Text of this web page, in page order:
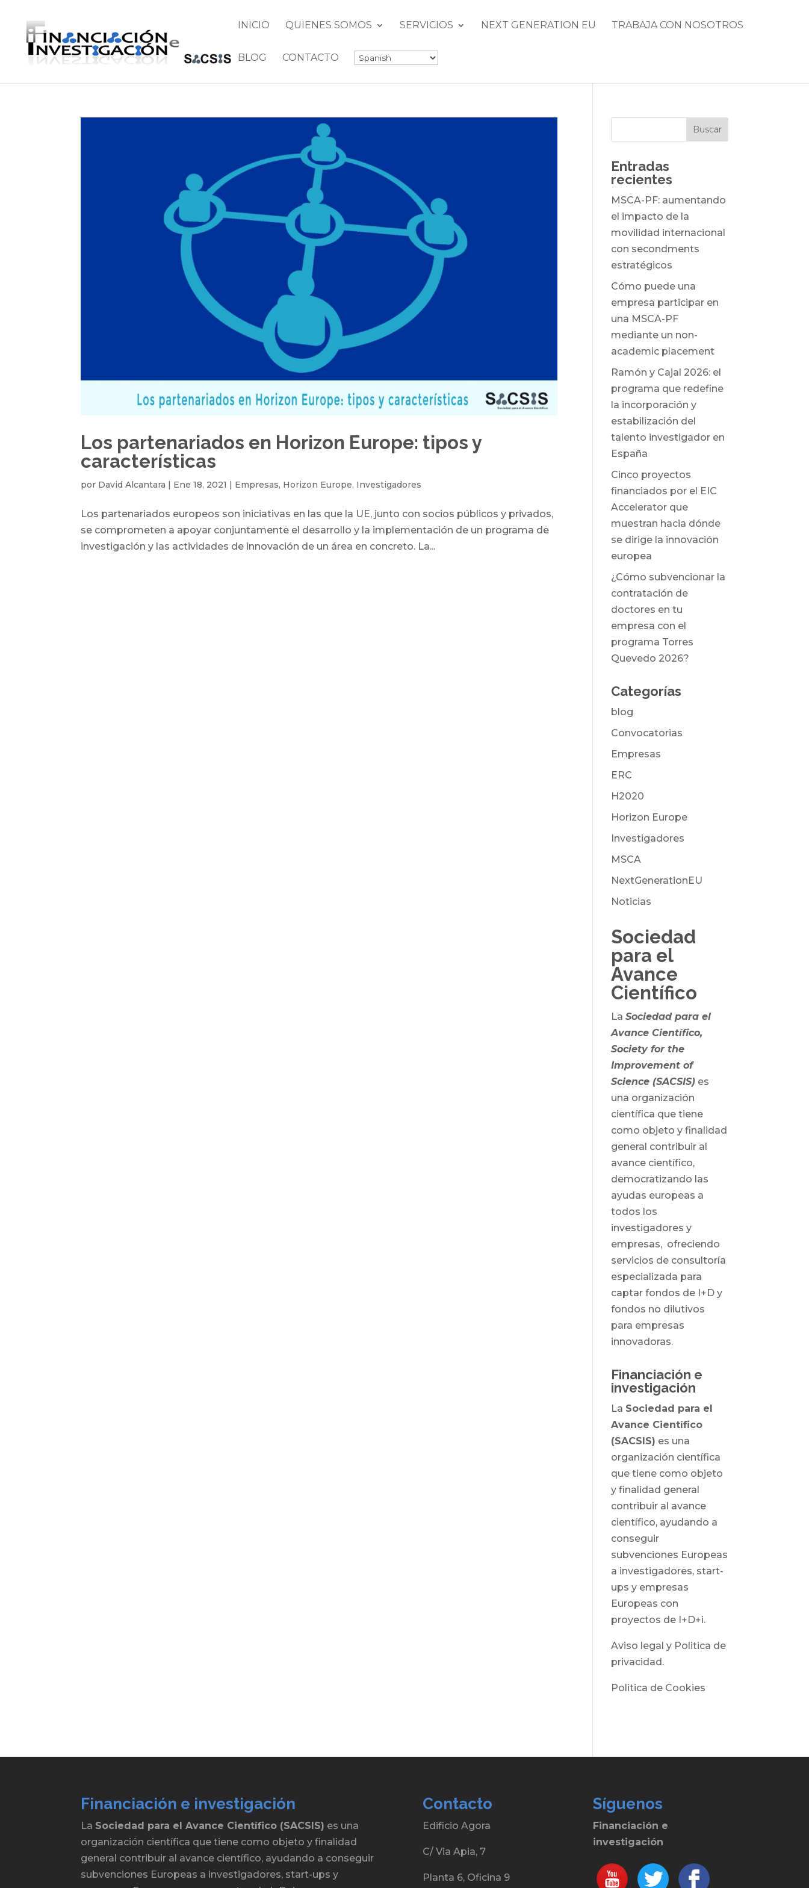
INICIO QUIENES SOMOS SERVICIOS NEXT GENERATION EU TRABAJA CON NOSOTROS
BLOG CONTACTO
Los partenariados en Horizon Europe: tipos y
características
por David Alcantara | Ene 18, 2021 | Empresas, Horizon Europe, Investigadores
Los partenariados europeos son iniciativas en las que la UE, junto con socios públicos y privados,
se comprometen a apoyar conjuntamente el desarrollo y la implementación de un programa de
investigación y las actividades de innovación de un área en concreto. La...
Entradas
recientes
MSCA-PF: aumentando
el impacto de la
movilidad internacional
con secondments
estratégicos
Cómo puede una
empresa participar en
una MSCA-PF
mediante un non-
academic placement
Ramón y Cajal 2026: el
programa que redefine
la incorporación y
estabilización del
talento investigador en
España
Cinco proyectos
financiados por el EIC
Accelerator que
muestran hacia dónde
se dirige la innovación
europea
¿Cómo subvencionar la
contratación de
doctores en tu
empresa con el
programa Torres
Quevedo 2026?
Categorías
blog
Convocatorias
Empresas
ERC
H2020
Horizon Europe
Investigadores
MSCA
NextGenerationEU
Noticias
Sociedad
para el
Avance
Científico
LaSociedad para el
Avance Científico,
Society for the
Improvement of
Science (SACSIS) es
una organización
científica que tiene
como objeto y finalidad
general contribuir al
avance científico,
democratizando las
ayudas europeas a
todos los
investigadores y
empresas, ofreciendo
servicios de consultoría
especializada para
captar fondos de I+D y
fondos no dilutivos
para empresas
innovadoras.
Financiación e
investigación
La Sociedad para el
Avance Científico
(SACSIS) es una
organización científica
que tiene como objeto
y finalidad general
contribuir al avance
científico, ayudando a
conseguir
subvenciones Europeas
a investigadores, start-
ups y empresas
Europeas con
proyectos de I+D+i.
Aviso legal y Politica de
privacidad.
Politica de Cookies
Financiación e investigación
La Sociedad para el Avance Científico (SACSIS) es una
organización científica que tiene como objeto y finalidad
general contribuir al avance científico, ayudando a conseguir
subvenciones Europeas a investigadores, start-ups y
Contacto
Edificio Agora
C/ Via Apia, 7
Planta 6, Oficina 9
Síguenos
Financiación e
investigación